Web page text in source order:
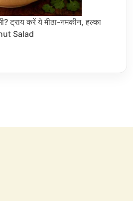
ट्राय करें ये मीठा-नमकीन, हल्का
Salad